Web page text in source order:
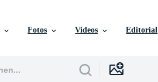
Fotos Videos Editorial